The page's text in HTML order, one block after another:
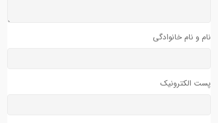
نام و نام خانوادگی
پست الکترونیک